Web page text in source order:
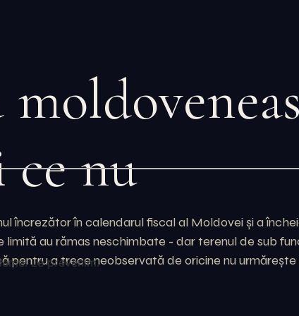
Le prevenim.
ce nu
încrezător în calendarul fiscal al Moldovei și a
au rămas neschimbate - dar terenul de sub
pentru a trece neobservată de oricine nu urmărește